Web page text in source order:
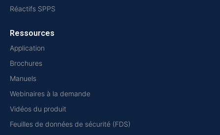
Réactifs SPPS
Ressources
Application
Brochures
Manuels
Webinaires à la demande
Vidéos du produit
Feuilles de données de sécurité (FDS)